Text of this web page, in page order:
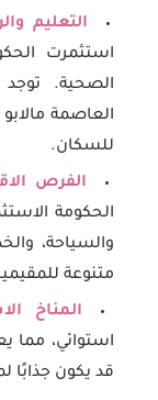
التعليم
استثمرت
الصحية.
العاصمة
للسكان.
الفرص
الحكومة
والسياحة،
متنوعة
المناخ
استوائي، مما
قد يكون جذابًا